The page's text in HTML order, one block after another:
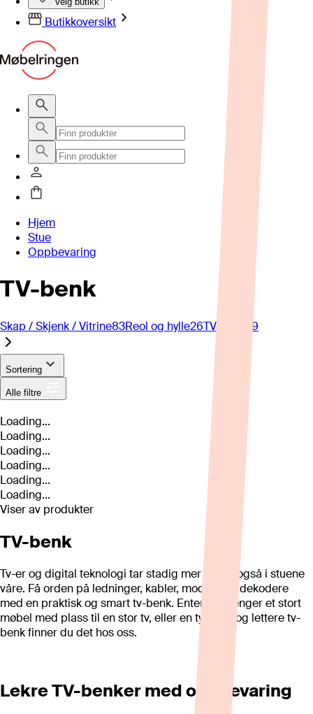
Butikkoversikt
Hjem
Stue
Oppbevaring
TV-benk
Skap / Skjenk / Vitrine83Reol og hylle26TV-benk 29
Sortering
Alle filtre
Loading...
Loading...
Loading...
Loading...
Loading...
Loading...
Viserav produkter
TV-benk
Tv-er og digital teknologi tar stadig mer plass, også i stuene
våre. Få orden på ledninger, kabler, modem og dekodere
med en praktisk og smart tv-benk. Enten du trenger et stort
møbel med plass til en stor tv, eller en tynnere og lettere tv-
benk finner du det hos oss.
Lekre TV-benker med oppbevaring